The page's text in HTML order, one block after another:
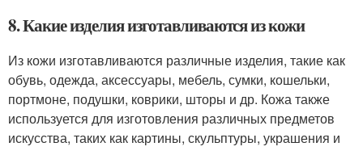
8. Какие изделия изготавливаются из кожи
Из кожи изготавливаются различные изделия, такие как
обувь, одежда, аксессуары, мебель, сумки, кошельки,
портмоне, подушки, коврики, шторы и др. Кожа также
используется для изготовления различных предметов
искусства, таких как картины, скульптуры, украшения и